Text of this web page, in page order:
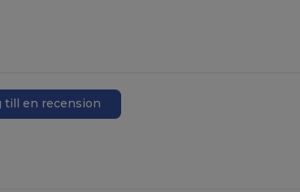
till en recension